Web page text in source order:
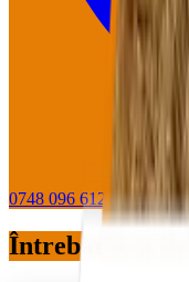
0748 096 612
Întrebări pe